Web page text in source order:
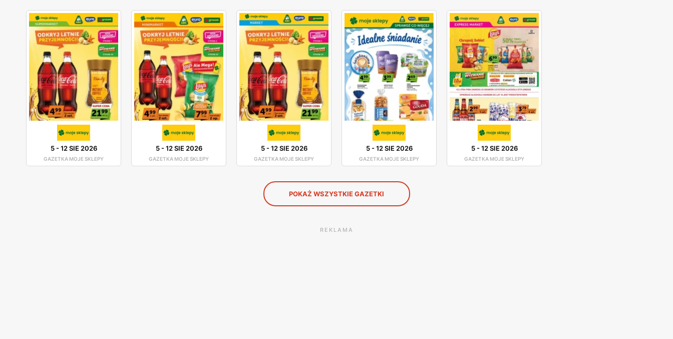
5-12 SIE 2026
GAZETKA MOJE SKLEPY
5-12 SIE 2026
GAZETKA MOJE SKLEPY
5-12 SIE 2026
GAZETKA MOJE SKLEPY
5-12 SIE 2026
GAZETKA MOJE SKLEPY
5-12 SIE 2026
GAZETKA MOJE SKLEPY
POKAŻ WSZYSTKIE GAZETKI
REKLAMA